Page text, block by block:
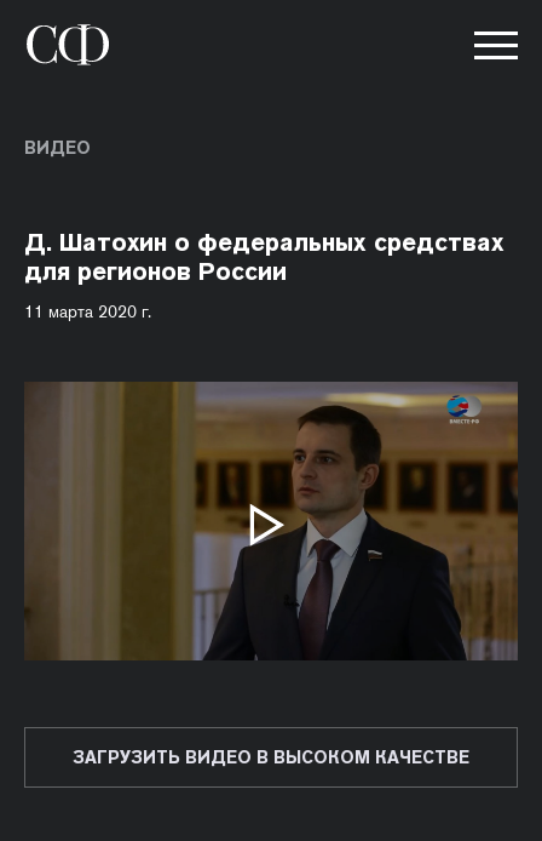
ВИДЕО
Д. Шатохин о федеральных средствах
для регионов России
11 марта 2020 г.
ЗАГРУЗИТЬ ВИДЕО В ВЫСОКОМ КАЧЕСТВЕ